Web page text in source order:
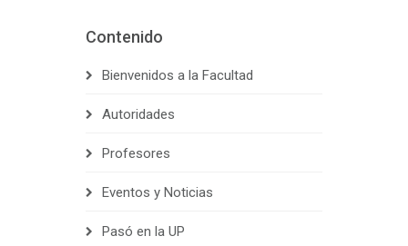
Contenido
Bienvenidos a la Facultad
Autoridades
Profesores
Eventos y Noticias
Pasó en la UP